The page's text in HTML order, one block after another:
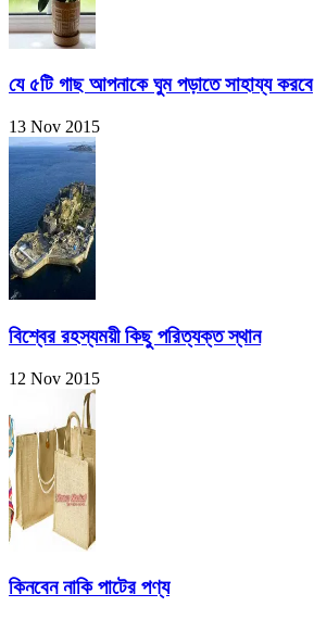
যে ৫টি গাছ আপনাকে ঘুম পড়াতে সাহায্য করবে
13 Nov 2015
বিশ্বের রহস্যময়ী কিছু পরিত্যক্ত স্থান
12 Nov 2015
কিনবেন নাকি পাটের পণ্য